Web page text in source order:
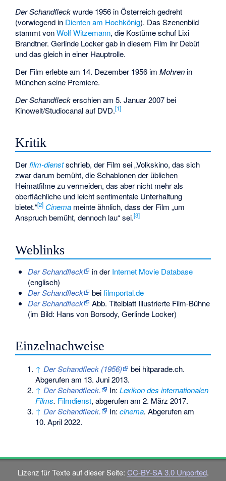
Der Schandfleckwurde 1956 in Österreich gedreht
(vorwiegend in Dienten am Hochkönig). Das Szenenbild
stammt vonWolf Witzemann, die Kostüme schuf Lixi
Brandtner. Gerlinde Locker gab in diesem Film ihr Debüt
und das gleich in einer Hauptrolle.
Der Film erlebte am 14. Dezember 1956 imMohren in
München seine Premiere.
Der Schandfleckerschien am 5. Januar 2007 bei
Kinowelt/Studiocanal auf DVD.[1]
Kritik
Derfilm-dienstschrieb, der Film sei „Volkskino, das sich
zwar darum bemüht, die Schablonen der üblichen
Heimatfilme zu vermeiden, das aber nicht mehr als
oberflächliche und leicht sentimentale Unterhaltung
bietet.“[2] Cinema meinte ähnlich, dass der Film „um
Anspruch bemüht, dennoch lau“ sei.[3]
Weblinks
Der Schandfleck in der Internet Movie Database
(englisch)
Der Schandfleck
beifilmportal.de
Der Schandfleck
Abb. Titelblatt Illustrierte Film-Bühne
(im Bild: Hans von Borsody, Gerlinde Locker)
Einzelnachweise
↑ Der Schandfleck (1956)
bei hitparade.ch.
Abgerufen am 13. Juni 2013.
↑ Der Schandfleck. In:Lexikon des internationalen
Films. Filmdienst, abgerufen am 2. März 2017.
↑ Der Schandfleck. In:cinema. Abgerufen am
10. April 2022.
Lizenz für Texte auf dieser Seite: CC-BY-SA 3.0 Unported.